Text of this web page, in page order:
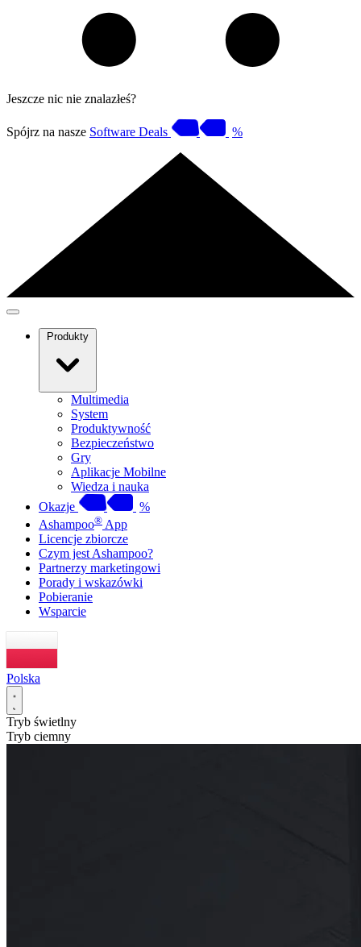
Jeszcze nic nie znalazłeś?
Spójrz na nasze Software Deals %
Produkty
Multimedia
System
Produktywność
Bezpieczeństwo
Gry
Aplikacje Mobilne
Wiedza i nauka
Okazje
%
Ashampoo® App
Licencje zbiorcze
Czym jest Ashampoo?
Partnerzy marketingowi
Porady i wskazówki
Pobieranie
Wsparcie
Polska
Tryb świetlny
Tryb ciemny